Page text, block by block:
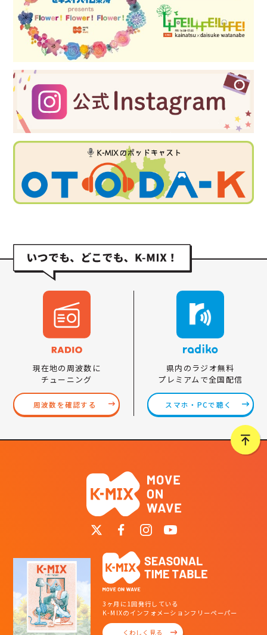
現在地の周波数に
チューニング
周波数を確認する
県内のラジオ無料
プレミアムで全国配信
スマホ・PCで聴く
3ヶ月に1回発行している
K-MIXのインフォメーションフリーペーパー
くわしく見る